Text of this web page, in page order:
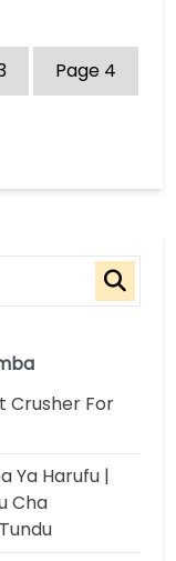
Crusher For
Ya Harufu |
Cha
Page 4